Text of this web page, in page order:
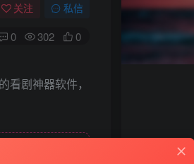
关注 私信
0 302 0
剧神器软件，